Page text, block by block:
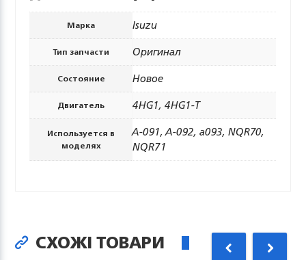
Марка Isuzu
Тип запчасти Оригинал
Состояние Новое
Двигатель 4HG1, 4HG1-Т
Используется в
моделях
A-091, A-092, a093, NQR70,
NQR71
СХОЖІ ТОВАРИ